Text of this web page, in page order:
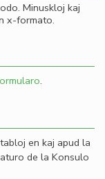
Minuskloj kaj
x-formato.
.
en kaj apud la
de la Konsulo